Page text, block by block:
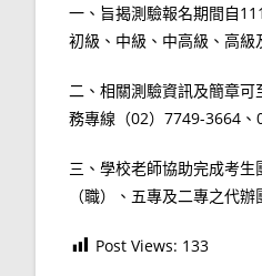
一、旨揭測驗報名期間自
初級、中級、中高級、高級
二、相關測驗資訊及簡章
務專線（02）7749-3664、
三、學校老師協助完成考
（職）、五專及二專之代
Post Views: 133